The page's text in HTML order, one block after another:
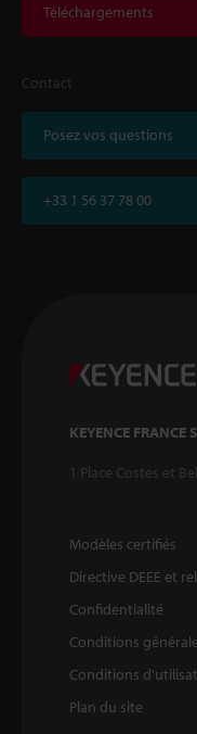
Téléchargements
Contact
Posez vos questions
+33 1 56 37 78 00
KEYENCE FRANCE
1 Place Costes et
Modèles certifiés
Directive DEEE et
Confidentialité
Conditions
Conditions
Plan du site